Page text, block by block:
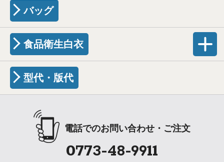
バッグ
食品衛生白衣
型代・版代
電話でのお問い合わせ・ご注文
0773-48-9911